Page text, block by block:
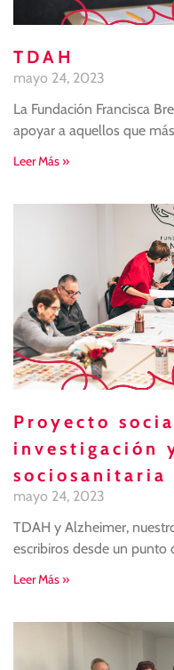
TDAH
mayo 24, 2023
La Fundación Francisca
apoyar a aquellos que
Leer Más »
Proyecto
investigación
sociosanitaria
mayo 24, 2023
TDAH y Alzheimer,
escribiros desde un punto
Leer Más »